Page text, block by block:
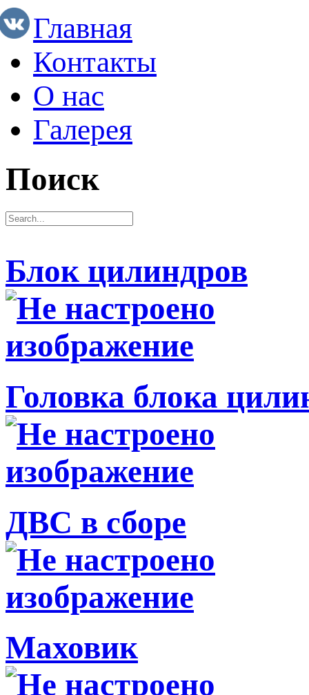
Главная
Контакты
О нас
Галерея
Поиск
Блок цилиндров
Головка блока
ДВС в сборе
Маховик